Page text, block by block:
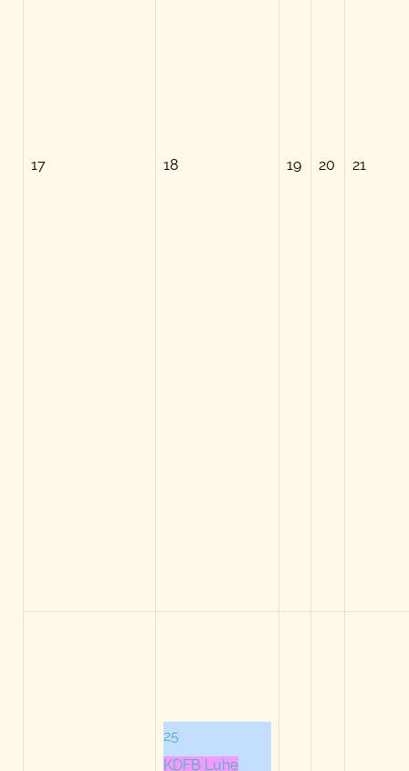
17 18 19 20 21
25
KDFB Luhe